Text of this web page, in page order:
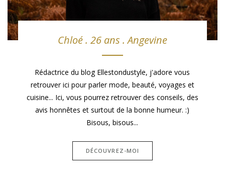
Chloé . 26 ans . Angevine
Rédactrice du blog Ellestondustyle, j'adore vous
retrouver ici pour parler mode, beauté, voyages et
cuisine... Ici, vous pourrez retrouver des conseils, des
avis honnêtes et surtout de la bonne humeur. :)
Bisous, bisous...
DÉCOUVREZ-MOI